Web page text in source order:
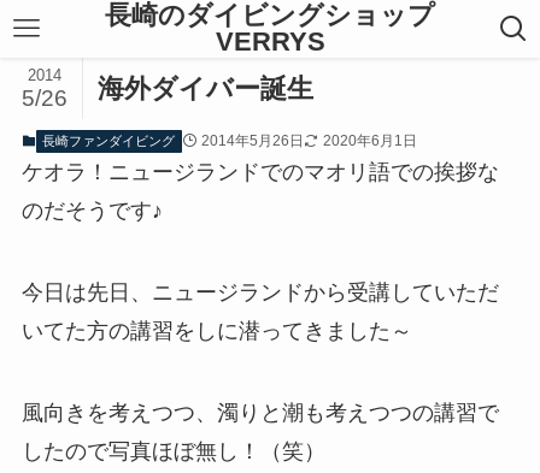
長崎のダイビングショップ
VERRYS
海外ダイバー誕生
2014
5/26
長崎ファンダイビング 2014年5月26日 2020年6月1日
ケオラ！ニュージランドでのマオリ語での挨拶な
のだそうです♪
今日は先日、ニュージランドから受講していただ
いてた方の講習をしに潜ってきました～
風向きを考えつつ、濁りと潮も考えつつの講習で
したので写真ほぼ無し！（笑）